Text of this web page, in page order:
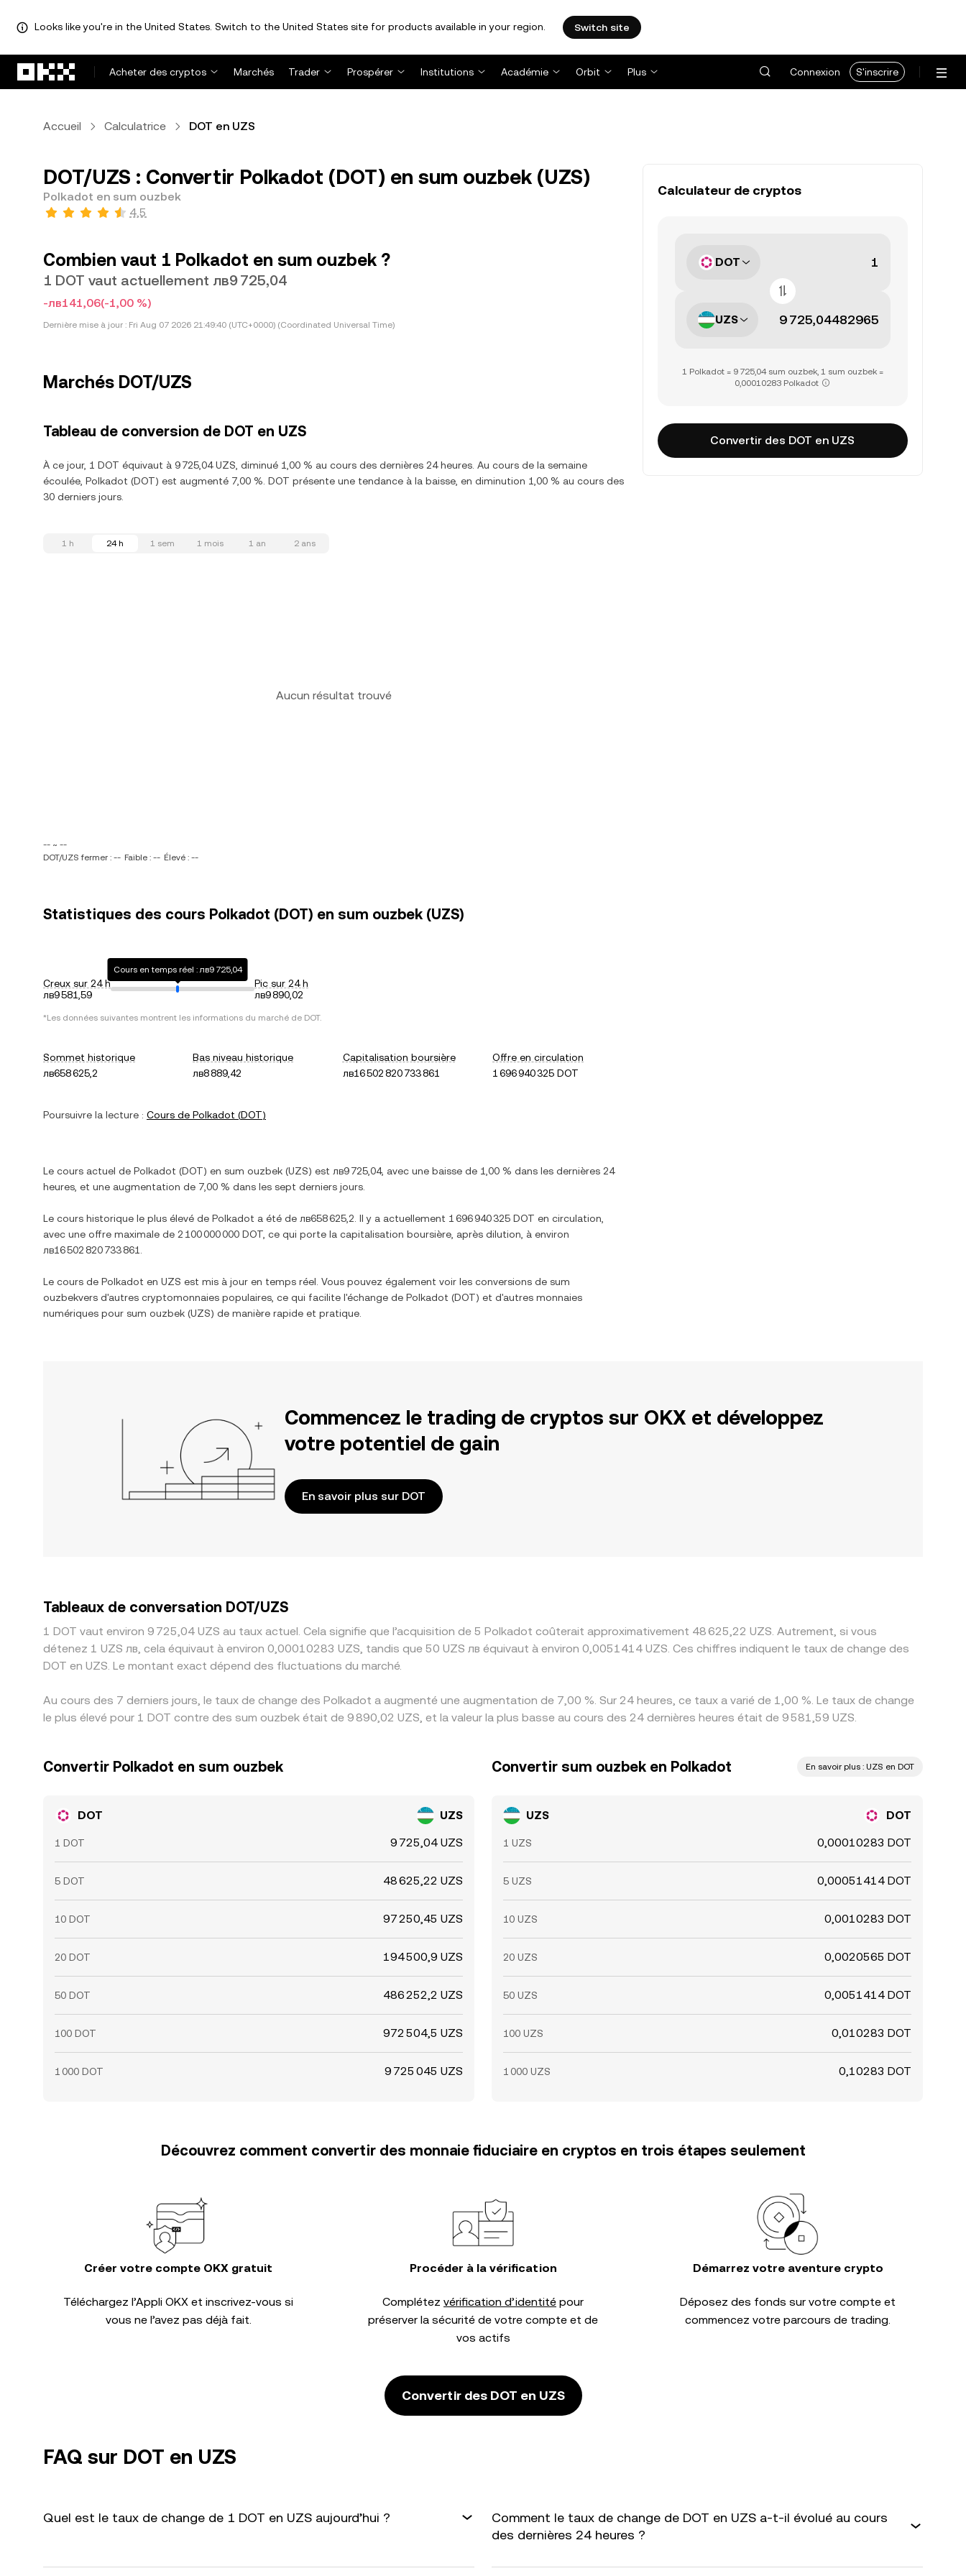
Looks like you're in the United States. Switch to the United States site for products available in your region. Switch site
Acheter des cryptos
Marchés Trader Prospérer Institutions Académie Orbit Plus Connexion S'inscrire
Accueil Calculatrice DOT en UZS
DOT/UZS : Convertir Polkadot (DOT) en sum ouzbek (UZS)
Polkadot en sum ouzbek
4,5
Combien vaut 1 Polkadot en sum ouzbek ?
1 DOT vaut actuellement лв9 725,04
-лв141,06(-1,00 %)
Dernière mise à jour : Fri Aug 07 2026 21:49:40 (UTC+0000) (Coordinated Universal Time)
Marchés DOT/UZS
Tableau de conversion de DOT en UZS
À ce jour, 1 DOT équivaut à 9 725,04 UZS, diminué 1,00 % au cours des dernières 24 heures. Au cours de la semaine
écoulée, Polkadot (DOT) est augmenté 7,00 %. DOT présente une tendance à la baisse, en diminution 1,00 % au cours des
30 derniers jours.
1 h 24 h 1 sem 1 mois 1 an 2 ans
Aucun résultat trouvé
-- ~ --
DOT/UZS fermer : -- Faible : -- Élevé : --
Statistiques des cours Polkadot (DOT) en sum ouzbek (UZS)
Creux sur 24 h
лв9 581,59
Cours en temps réel : лв9 725,04
Pic sur 24 h
лв9 890,02
*Les données suivantes montrent les informations du marché de DOT.
Sommet historique
лв658 625,2
Bas niveau historique
лв8 889,42
Capitalisation boursière
лв16 502 820 733 861
Offre en circulation
1 696 940 325 DOT
Poursuivre la lecture : Cours de Polkadot (DOT)
Le cours actuel de Polkadot (DOT) en sum ouzbek (UZS) est лв9 725,04, avec une baisse de 1,00 % dans les dernières 24
heures, et une augmentation de 7,00 % dans les sept derniers jours.
Le cours historique le plus élevé de Polkadot a été de лв658 625,2 . Il y a actuellement 1 696 940 325 DOT en circulation,
avec une offre maximale de 2 100 000 000 DOT , ce qui porte la capitalisation boursière, après dilution, à environ
лв16 502 820 733 861
Le cours de Polkadot en UZS est mis à jour en temps réel. Vous pouvez également voir les conversions de sum
ouzbekvers d'autres cryptomonnaies populaires, ce qui facilite l'échange de Polkadot (DOT) et d'autres monnaies
numériques pour sum ouzbek (UZS) de manière rapide et pratique.
Calculateur de cryptos
DOT
UZS
1 Polkadot = 9 725,04 sum ouzbek, 1 sum ouzbek =
0,00010283 Polkadot
Convertir des DOT en UZS
Commencez le trading de cryptos sur OKX et développez
votre potentiel de gain
En savoir plus sur DOT
Tableaux de conversation DOT/UZS
1 DOT vaut environ 9 725,04 UZS au taux actuel. Cela signifie que l’acquisition de 5 Polkadot coûterait approximativement 48 625,22 UZS. Autrement, si vous
détenez 1 UZS лв, cela équivaut à environ 0,00010283 UZS, tandis que 50 UZS лв équivaut à environ 0,0051414 UZS. Ces chiffres indiquent le taux de change des
DOT en UZS. Le montant exact dépend des fluctuations du marché.
Au cours des 7 derniers jours, le taux de change des Polkadot a augmenté une augmentation de 7,00 %. Sur 24 heures, ce taux a varié de 1,00 %. Le taux de change
le plus élevé pour 1 DOT contre des sum ouzbek était de 9 890,02 UZS, et la valeur la plus basse au cours des 24 dernières heures était de 9 581,59 UZS.
Convertir Polkadot en sum ouzbek
DOT UZS
1 DOT 9 725,04 UZS
5 DOT 48 625,22 UZS
10 DOT 97 250,45 UZS
20 DOT 194 500,9 UZS
50 DOT 486 252,2 UZS
100 DOT 972 504,5 UZS
1 000 DOT 9 725 045 UZS
Convertir sum ouzbek en Polkadot En savoir plus : UZS en DOT
UZS DOT
1 UZS 0,00010283 DOT
5 UZS 0,00051414 DOT
10 UZS 0,0010283 DOT
20 UZS 0,0020565 DOT
50 UZS 0,0051414 DOT
100 UZS 0,010283 DOT
1 000 UZS 0,10283 DOT
Découvrez comment convertir des monnaie fiduciaire en cryptos en trois étapes seulement
Créer votre compte OKX gratuit
Téléchargez l’Appli OKX et inscrivez-vous si
vous ne l’avez pas déjà fait.
Procéder à la vérification
Complétez vérification d’identité pour
préserver la sécurité de votre compte et de
vos actifs
Démarrez votre aventure crypto
Déposez des fonds sur votre compte et
commencez votre parcours de trading.
Convertir des DOT en UZS
FAQ sur DOT en UZS
Quel est le taux de change de 1 DOT en UZS aujourd’hui ?
Comment le taux de change de DOT en UZS a-t-il évolué au cours
des dernières 24 heures ?